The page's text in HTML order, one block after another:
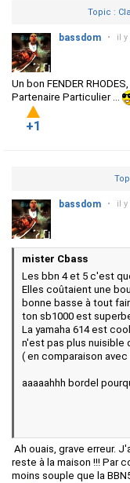
Topic :
bassdom • il y
Un bon FENDER
Partenaire Particulier ...
+1
bassdom • il y
mister Cbass
Les bbn 4 et 5 c'est
Elles coûtaient une
bonne basse à tout
ton sb1000 est
La yamaha 614 est
n'est pas plus nuisible
( en comparaison avec
aaaaahhh bordel
Ah ouais, grave erreur.
reste à la maison !!! Par
moins souple que la